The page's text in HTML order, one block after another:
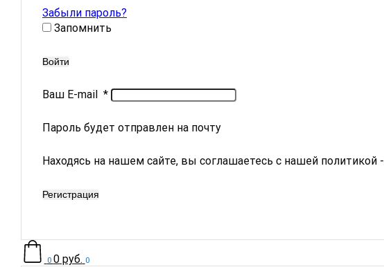
Забыли пароль?
Запомнить
Войти
Ваш E-mail *
Пароль будет отправлен на почту
Находясь на нашем сайте, вы соглашаетесь с нашей политикой -
Регистрация
0 0руб. 0